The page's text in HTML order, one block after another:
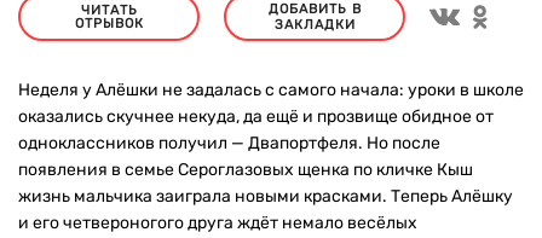
ЧИТАТЬ
ОТРЫВОК
ДОБАВИТЬ В
ЗАКЛАДКИ
Неделя у Алёшки не задалась с самого начала: уроки в школе
оказались скучнее некуда, да ещё и прозвище обидное от
одноклассников получил — Двапортфеля. Но после
появления в семье Сероглазовых щенка по кличке Кыш
жизнь мальчика заиграла новыми красками. Теперь Алёшку
и его четвероногого друга ждёт немало весёлых